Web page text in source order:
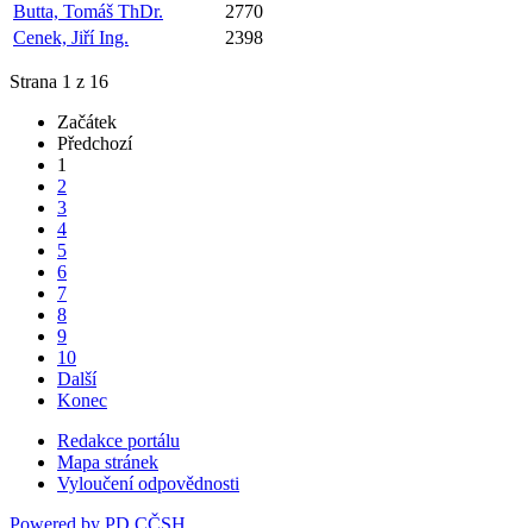
Butta, Tomáš ThDr.
2770
Cenek, Jiří Ing.
2398
Strana 1 z 16
Začátek
Předchozí
1
2
3
4
5
6
7
8
9
10
Další
Konec
Redakce portálu
Mapa stránek
Vyloučení odpovědnosti